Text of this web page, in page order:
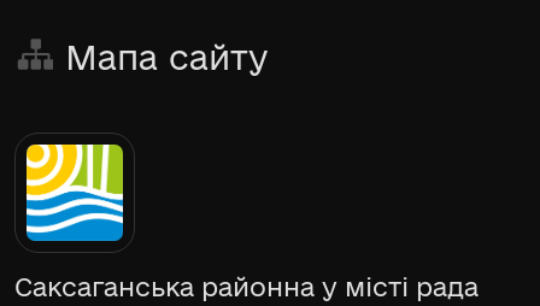
Мапа сайту
Саксаганська районна у місті рада